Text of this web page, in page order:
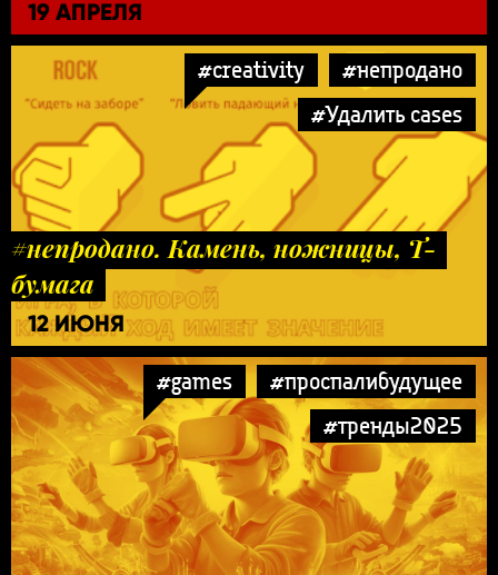
19 АПРЕЛЯ
#creativity
#непродано
#Удалить cases
#непродано. Камень, ножницы, Т-
бумага
12 ИЮНЯ
#games
#проспалибудущее
#тренды2025